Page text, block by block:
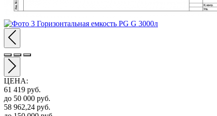
ЦЕНА:
61 419 руб.
до 50 000 руб.
58 962,24 руб.